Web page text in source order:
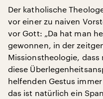
Der katholische
vor einer zu naiven
vor Gott: „Da hat man
gewonnen, in der
Missionstheologie,
diese
helfenden Gestus
das ist natürlich ein